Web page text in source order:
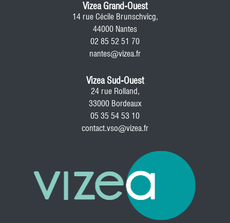
Vizea Grand-Ouest
14 rue Cécile Brunschvicg,
44000 Nantes
02 85 52 51 70
nantes@vizea.fr
Vizea Sud-Ouest
24 rue Rolland,
33000 Bordeaux
05 35 54 53 10
contact.vso@vizea.fr